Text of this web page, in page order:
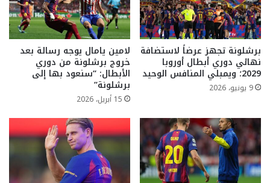
برشلونة تجهز عرضاً لاستضافة
نهائي دوري أبطال أوروبا
2029؛ ويمبلي المنافس الوحيد
9 يونيو، 2026
لامين يامال يوجه رسالة بعد
خروج برشلونة من دوري
الأبطال: “سنعود بها إلى
برشلونة”
15 أبريل، 2026